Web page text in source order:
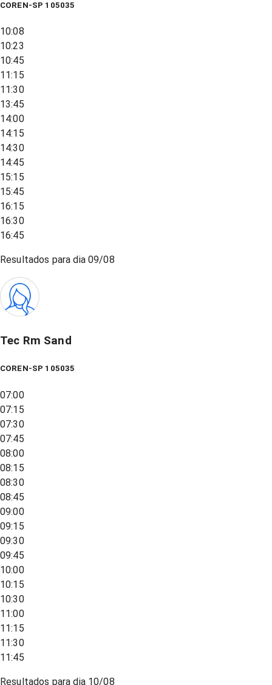
COREN-SP 105035
10:08
10:23
10:45
11:15
11:30
13:45
14:00
14:15
14:30
14:45
15:15
15:45
16:15
16:30
16:45
Resultados para dia09/08
Tec Rm Sand
COREN-SP 105035
07:00
07:15
07:30
07:45
08:00
08:15
08:30
08:45
09:00
09:15
09:30
09:45
10:00
10:15
10:30
11:00
11:15
11:30
11:45
Resultados para dia 10/08